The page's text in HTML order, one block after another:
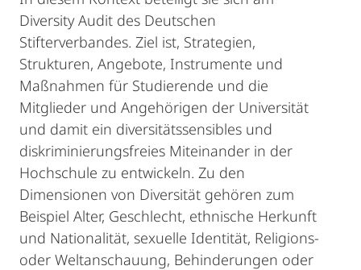
Diversity Audit des Deutschen
Stifterverbandes. Ziel ist, Strategien,
Strukturen, Angebote, Instrumente und
Maßnahmen für Studierende und die
Mitglieder und Angehörigen der Universität
und damit ein diversitätssensibles und
diskriminierungsfreies Miteinander in der
Hochschule zu entwickeln. Zu den
Dimensionen von Diversität gehören zum
Beispiel Alter, Geschlecht, ethnische Herkunft
und Nationalität, sexuelle Identität, Religions-
oder Weltanschauung, Behinderungen oder